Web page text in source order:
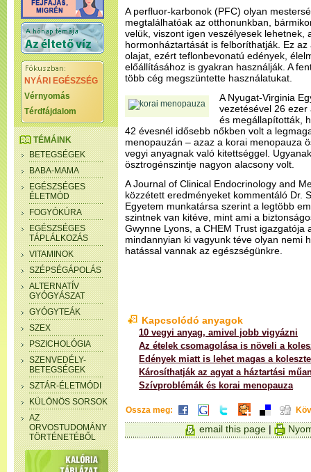
NYÁRI EGÉSZSÉG
Vérnyomás
Térdfájdalom
TÉMÁINK
BETEGSÉGEK
BABA-MAMA
EGÉSZSÉGES
ÉLETMÓD
FOGYÓKÚRA
EGÉSZSÉGES
TÁPLÁLKOZÁS
VITAMINOK
SZÉPSÉGÁPOLÁS
ALTERNATÍV
GYÓGYÁSZAT
GYÓGYTEÁK
SZEX
PSZICHOLÓGIA
SZENVEDÉLY-
BETEGSÉGEK
SZTÁR-ÉLETMÓDI
KÜLÖNÖS SORSOK
AZ
ORVOSTUDOMÁNY
TÖRTÉNETÉBŐL
A perfluor-karbonok (PFC) olyan
megtalálhatóak az otthonunkban,
velük, viszont igen veszélyesek lehetnek,
hormonháztartását is felboríthatják. Ez
olajat, ezért teflonbevonatú edények,
előállításához is gyakran használják. A
több cég megszüntette használatukat.
A Nyugat-Virginia
vezetésével 26
és megállapították,
42 évesnél idősebb nőkben volt a
menopauzán – azaz a korai menopauza
vegyi anyagnak való kitettséggel.
ösztrogénszintje nagyon alacsony volt.
A Journal of Clinical Endocrinology and
közzétett eredményeket kommentáló Dr.
Egyetem munkatársa szerint a legtöbb
szintnek van kitéve, mint ami a
Gwynne Lyons, a CHEM Trust igazgatója
mindannyian ki vagyunk téve olyan nemi
hatással vannak az egészségünkre.
Kapcsolódó anyagok
10 vegyi anyag, amivel jobb vigyázni
Az ételek csomagolása is növeli a
Edények miatt is lehet magas a
Károsíthatják az agyat a háztartási
Szívproblémák és korai menopauza
Ossza meg:
email this page |